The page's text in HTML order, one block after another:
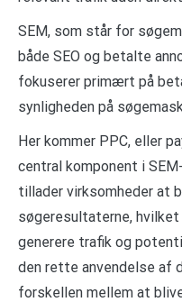
SEM, som står for
både SEO og betalte
fokuserer primært på
synligheden på
Her kommer PPC, eller
central komponent i
tillader virksomheder at
søgeresultaterne,
generere trafik og
den rette anvendelse af
forskellen mellem at